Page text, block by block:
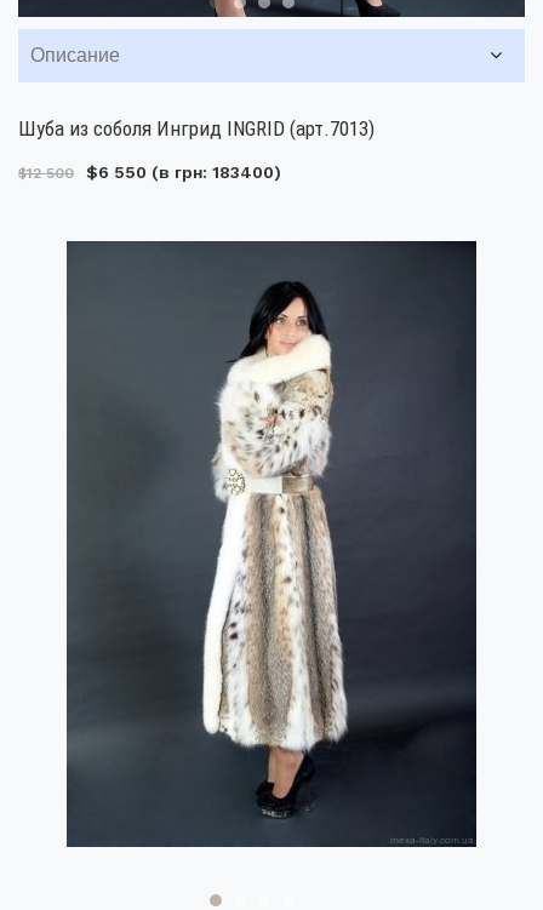
Описание
Шуба из соболя Ингрид INGRID (арт.7013)
$12 500 $6 550 (в грн: 183400)